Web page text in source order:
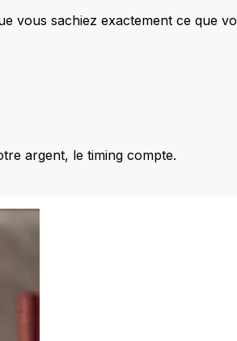
vous sachiez exactement ce que
argent, le timing compte.